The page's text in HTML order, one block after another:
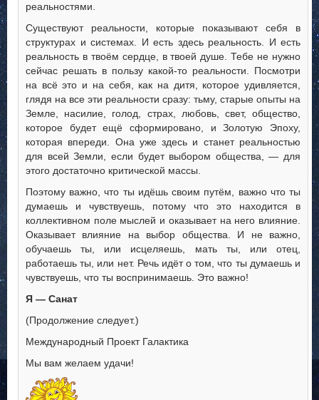
реальностями.
Существуют реальности, которые показывают себя в
структурах и системах. И есть здесь реальность. И есть
реальность в твоём сердце, в твоей душе. Тебе не нужно
сейчас решать в пользу какой-то реальности. Посмотри
на всё это и на себя, как на дитя, которое удивляется,
глядя на все эти реальности сразу: тьму, старые опыты на
Земле, насилие, голод, страх, любовь, свет, общество,
которое будет ещё сформировано, и Золотую Эпоху,
которая впереди. Она уже здесь и станет реальностью
для всей Земли, если будет выбором общества, — для
этого достаточно критической массы.
Поэтому важно, что ты идёшь своим путём, важно что ты
думаешь и чувствуешь, потому что это находится в
коллективном поле мыслей и оказывает на него влияние.
Оказывает влияние на выбор общества. И не важно,
обучаешь ты, или исцеляешь, мать ты, или отец,
работаешь ты, или нет. Речь идёт о том, что ты думаешь и
чувствуешь, что ты воспринимаешь. Это важно!
Я — Санат
(Продолжение следует.)
Международный Проект Галактика
Мы вам желаем удачи!